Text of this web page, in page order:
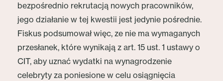
bezpośrednio rekrutacją nowych pracowników,
jego działanie w tej kwestii jest jedynie pośrednie.
Fiskus podsumował więc, ze nie ma wymaganych
przesłanek, które wynikają z art. 15 ust. 1 ustawy o
CIT, aby uznać wydatki na wynagrodzenie
celebryty za poniesione w celu osiągnięcia